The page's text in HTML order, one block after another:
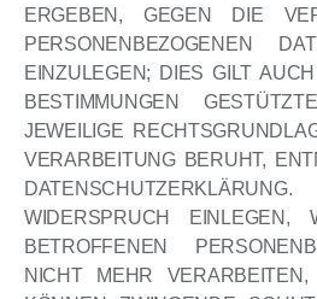
ERGEBEN, GEGEN DIE
PERSONENBEZOGENEN
EINZULEGEN; DIES GILT
BESTIMMUNGEN
JEWEILIGE
VERARBEITUNG BERUHT,
WIDERSPRUCH EINLEGEN,
BETROFFENEN
NICHT MEHR